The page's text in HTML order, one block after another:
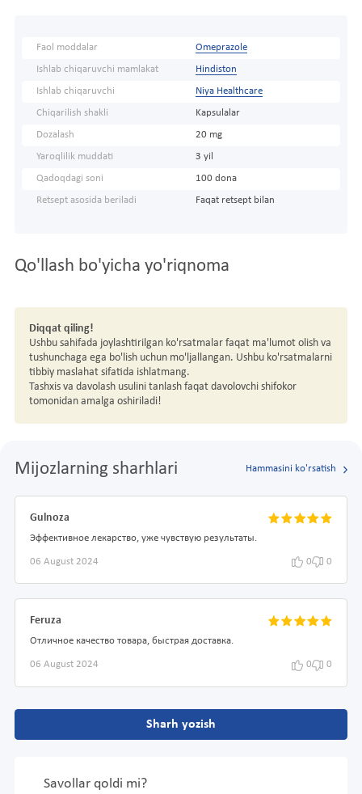
Faol moddalar Omeprazole
Ishlab chiqaruvchi mamlakat Hindiston
Ishlab chiqaruvchi Niya Healthcare
Chiqarilish shakli Kapsulalar
Dozalash 20 mg
Yaroqlilik muddati 3 yil
Qadoqdagi soni 100 dona
Retsept asosida beriladi Faqat retsept bilan
Qo'llash bo'yicha yo'riqnoma
Diqqat qiling!
Ushbu sahifada joylashtirilgan ko'rsatmalar faqat ma'lumot olish va
tushunchaga ega bo'lish uchun mo'ljallangan. Ushbu ko'rsatmalarni
tibbiy maslahat sifatida ishlatmang.
Tashxis va davolash usulini tanlash faqat davolovchi shifokor
tomonidan amalga oshiriladi!
Mijozlarning sharhlari Hammasini ko'rsatish
Gulnoza
Эффективное лекарство, уже чувствую результаты.
06 August 2024 0 0
Feruza
Отличное качество товара, быстрая доставка.
06 August 2024 0 0
Sharh yozish
Savollar qoldi mi?